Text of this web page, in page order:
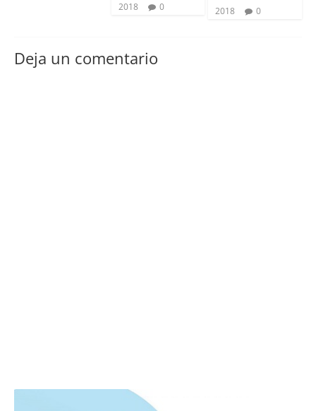
2018
0
2018
0
Deja un comentario